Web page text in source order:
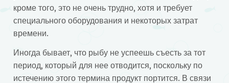
кроме того, это не очень трудно, хотя и требует
специального оборудования и некоторых затрат
времени.
Иногда бывает, что рыбу не успеешь съесть за тот
период, который для нее отводится, поскольку по
истечению этого термина продукт портится. В связи